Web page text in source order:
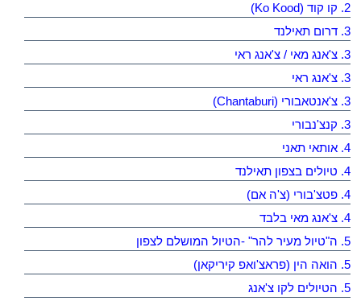
2. קו קוד (Ko Kood)
3. דרום תאילנד
3. צ'אנג מאי / צ'אנג ראי
3. צ'אנג ראי
3. צ'אנטאבורי (Chantaburi)
3. קנצ'נבורי
4. אותאי תאני
4. טיולים בצפון תאילנד
4. פטצ'בורי (צ'ה אם)
4. צ'אנג מאי בלבד
5. ה"טיול מעיר להר" -הטיול המושלם לצפון
5. הואה הין (פראצ'ואפ קיריקאן)
5. הטיולים לקו צ'אנג